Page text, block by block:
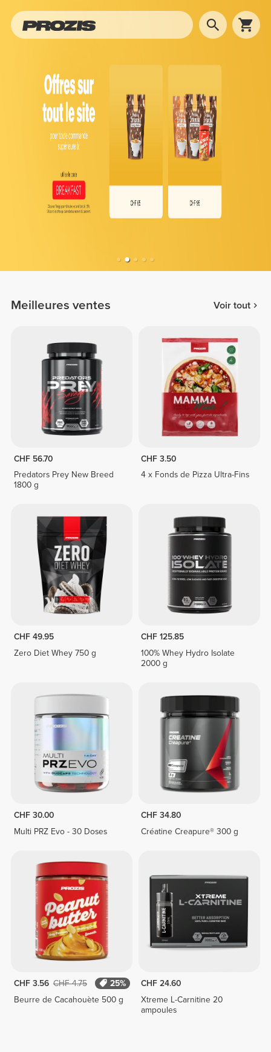
Meilleures ventes Voir tout
CHF 56.70
Predators Prey New Breed
1800 g
CHF 3.50
4 x Fonds de Pizza Ultra-Fins
CHF 49.95
Zero Diet Whey 750 g
CHF 125.85
100% Whey Hydro Isolate
2000 g
CHF 30.00
Multi PRZ Evo - 30 Doses
CHF 34.80
Créatine Creapure® 300 g
CHF 3.56 CHF 4.75
25%
Beurre de Cacahouète 500 g
CHF 24.60
Xtreme L-Carnitine 20
ampoules